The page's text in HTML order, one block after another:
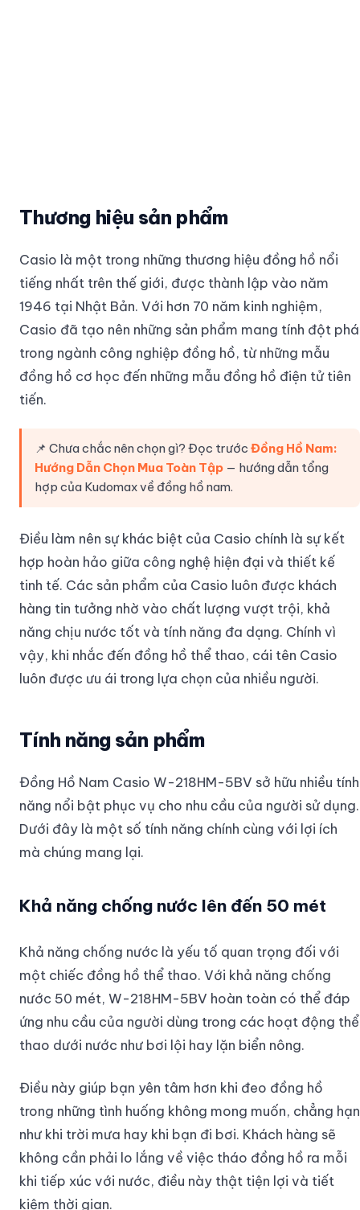
Thương hiệu sản phẩm
Casio là một trong những thương hiệu đồng hồ nổi
tiếng nhất trên thế giới, được thành lập vào năm
1946 tại Nhật Bản. Với hơn 70 năm kinh nghiệm,
Casio đã tạo nên những sản phẩm mang tính đột phá
trong ngành công nghiệp đồng hồ, từ những mẫu
đồng hồ cơ học đến những mẫu đồng hồ điện tử tiên
tiến.
📌 Chưa chắc nên chọn gì? Đọc trước Đồng Hồ Nam:
Hướng Dẫn Chọn Mua Toàn Tập — hướng dẫn tổng
hợp của Kudomax về đồng hồ nam.
Điều làm nên sự khác biệt của Casio chính là sự kết
hợp hoàn hảo giữa công nghệ hiện đại và thiết kế
tinh tế. Các sản phẩm của Casio luôn được khách
hàng tin tưởng nhờ vào chất lượng vượt trội, khả
năng chịu nước tốt và tính năng đa dạng. Chính vì
vậy, khi nhắc đến đồng hồ thể thao, cái tên Casio
luôn được ưu ái trong lựa chọn của nhiều người.
Tính năng sản phẩm
Đồng Hồ Nam Casio W-218HM-5BV sở hữu nhiều tính
năng nổi bật phục vụ cho nhu cầu của người sử dụng.
Dưới đây là một số tính năng chính cùng với lợi ích
mà chúng mang lại.
Khả năng chống nước lên đến 50 mét
Khả năng chống nước là yếu tố quan trọng đối với
một chiếc đồng hồ thể thao. Với khả năng chống
nước 50 mét, W-218HM-5BV hoàn toàn có thể đáp
ứng nhu cầu của người dùng trong các hoạt động thể
thao dưới nước như bơi lội hay lặn biển nông.
Điều này giúp bạn yên tâm hơn khi đeo đồng hồ
trong những tình huống không mong muốn, chẳng hạn
như khi trời mưa hay khi bạn đi bơi. Khách hàng sẽ
không cần phải lo lắng về việc tháo đồng hồ ra mỗi
khi tiếp xúc với nước, điều này thật tiện lợi và tiết
kiệm thời gian.